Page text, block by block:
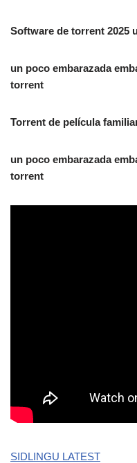
Software de torrent 2025
un poco embarazada
torrent
Torrent de película
un poco embarazada
torrent
SIDLINGU LATEST